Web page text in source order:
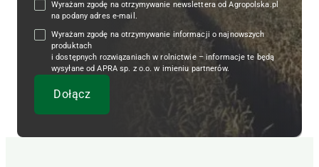
Wyrażam zgodę na otrzymywanie newslettera od Agropolska.pl
na podany adres e-mail.
Wyrażam zgodę na otrzymywanie informacji o najnowszych
produktach
i dostępnych rozwiązaniach w rolnictwie – informacje te będą
wysyłane od APRA sp. z o.o. w imieniu partnerów.